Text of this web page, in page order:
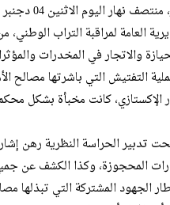
اليوم الاثنين 04 دجنبر 2017
العامة لمراقبة التراب
والاتجار في المخدرات
التفتيش التي باشرتها مصالح
و 319 قرص من مخدر الإكستازي، كانت
تدبير الحراسة النظرية رهن
المحجوزة، وكذا الكشف عن
الجهود المشتركة التي تبذلها